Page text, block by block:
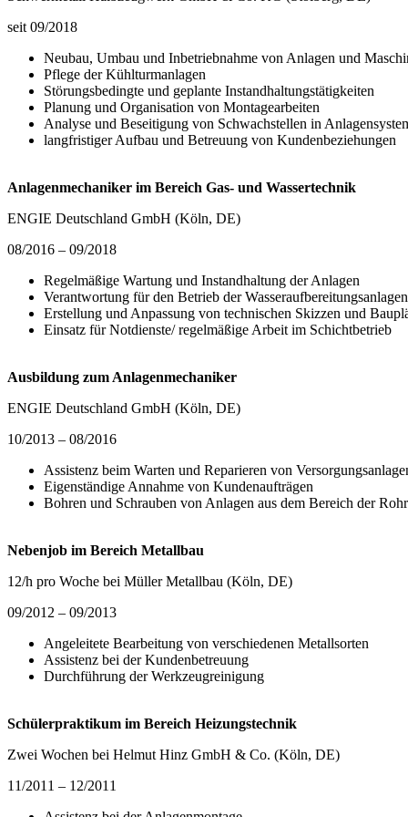
seit 09/2018
Neubau, Umbau und Inbetriebnahme von Anlagen und
Pflege der Kühlturmanlagen
Störungsbedingte und geplante Instandhaltungstätigkeiten
Planung und Organisation von Montagearbeiten
Analyse und Beseitigung von Schwachstellen in
langfristiger Aufbau und Betreuung von Kundenbeziehungen
Anlagenmechaniker im Bereich Gas- und Wassertechnik
ENGIE Deutschland GmbH (Köln, DE)
08/2016 – 09/2018
Regelmäßige Wartung und Instandhaltung der Anlagen
Verantwortung für den Betrieb der Wasseraufbereitungsanlagen
Erstellung und Anpassung von technischen Skizzen und
Einsatz für Notdienste/ regelmäßige Arbeit im Schichtbetrieb
Ausbildung zum Anlagenmechaniker
ENGIE Deutschland GmbH (Köln, DE)
10/2013 – 08/2016
Assistenz beim Warten und Reparieren von
Eigenständige Annahme von Kundenaufträgen
Bohren und Schrauben von Anlagen aus dem Bereich der
Nebenjob im Bereich Metallbau
12/h pro Woche bei Müller Metallbau (Köln, DE)
09/2012 – 09/2013
Angeleitete Bearbeitung von verschiedenen Metallsorten
Assistenz bei der Kundenbetreuung
Durchführung der Werkzeugreinigung
Schülerpraktikum im Bereich Heizungstechnik
Zwei Wochen bei Helmut Hinz GmbH & Co. (Köln, DE)
11/2011 – 12/2011